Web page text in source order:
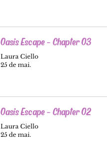
Oasis Escape - Chapter 03
Laura Ciello
25 de mai.
Oasis Escape - Chapter 02
Laura Ciello
25 de mai.